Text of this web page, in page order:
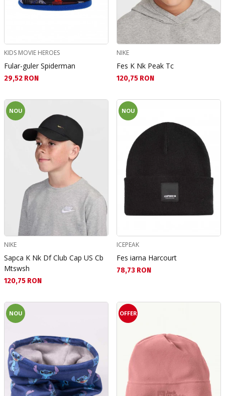
KIDS MOVIE HEROES
Fular-guler Spiderman
Текуща цена:
29,52 RON
NIKE
Fes K Nk Peak Tc
Текуща цена:
120,75 RON
NOU
NIKE
Sapca K Nk Df Club Cap US Cb
Mtswsh
Текуща цена:
120,75 RON
NOU
ICEPEAK
Fes iarna Harcourt
Текуща цена:
78,73 RON
NOU OFFER